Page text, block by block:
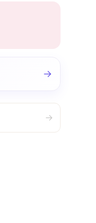
→
→